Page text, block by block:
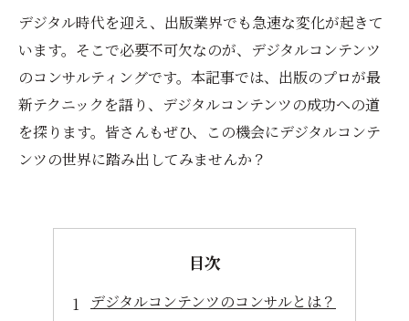
デジタル時代を迎え、出版業界でも急速な変化が起きて
います。そこで必要不可欠なのが、デジタルコンテンツ
のコンサルティングです。本記事では、出版のプロが最
新テクニックを語り、デジタルコンテンツの成功への道
を探ります。皆さんもぜひ、この機会にデジタルコンテ
ンツの世界に踏み出してみませんか？
目次
デジタルコンテンツのコンサルとは？